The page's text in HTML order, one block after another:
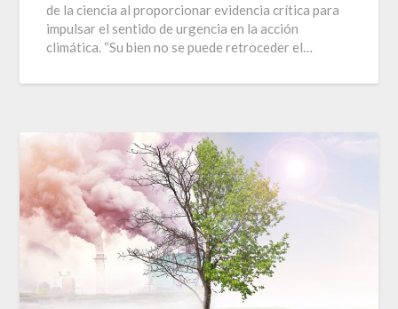
de la ciencia al proporcionar evidencia crítica para
impulsar el sentido de urgencia en la acción
climática. “Su bien no se puede retroceder el…